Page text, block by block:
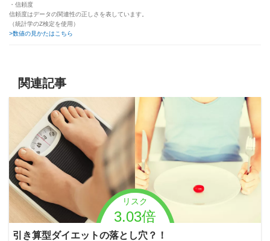
・信頼度
信頼度はデータの関連性の正しさを表しています。
（統計学のZ検定を使用）
>数値の見かたはこちら
関連記事
リスク
3.03倍
引き算型ダイエットの落とし穴？！